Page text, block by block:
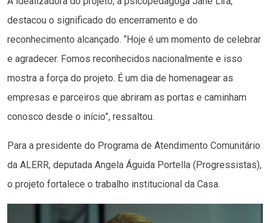
destacou o significado do encerramento e do
reconhecimento alcançado. “Hoje é um momento de celebrar
e agradecer. Fomos reconhecidos nacionalmente e isso
mostra a força do projeto. É um dia de homenagear as
empresas e parceiros que abriram as portas e caminham
conosco desde o início”, ressaltou.
Para a presidente do Programa de Atendimento Comunitário
da ALERR, deputada Angela Águida Portella (Progressistas),
o projeto fortalece o trabalho institucional da Casa.